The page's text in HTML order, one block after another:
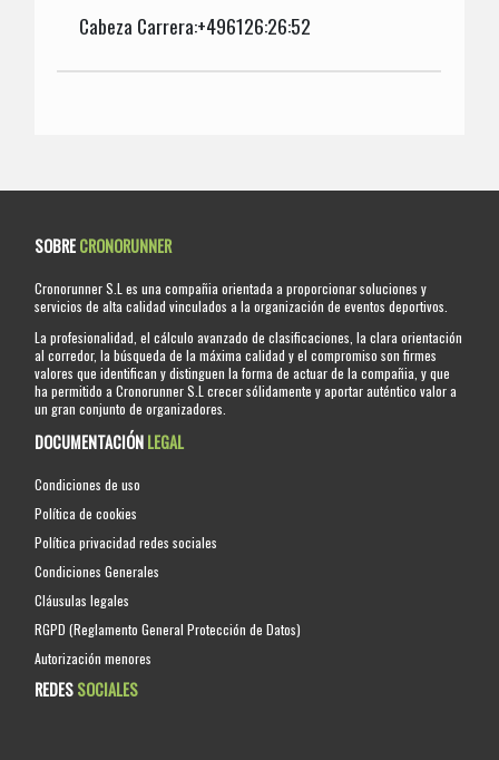
Cabeza Carrera:+496126:26:52
SOBRECRONORUNNER
Cronorunner S.L es una compañia orientada a proporcionar soluciones y
servicios de alta calidad vinculados a la organización de eventos deportivos.
La profesionalidad, el cálculo avanzado de clasificaciones, la clara orientación
al corredor, la búsqueda de la máxima calidad y el compromiso son firmes
valores que identifican y distinguen la forma de actuar de la compañia, y que
ha permitido a Cronorunner S.L crecer sólidamente y aportar auténtico valor a
un gran conjunto de organizadores.
DOCUMENTACIÓNLEGAL
Condiciones de uso
Política de cookies
Política privacidad redes sociales
Condiciones Generales
Cláusulas legales
RGPD (Reglamento General Protección de Datos)
Autorización menores
REDESSOCIALES